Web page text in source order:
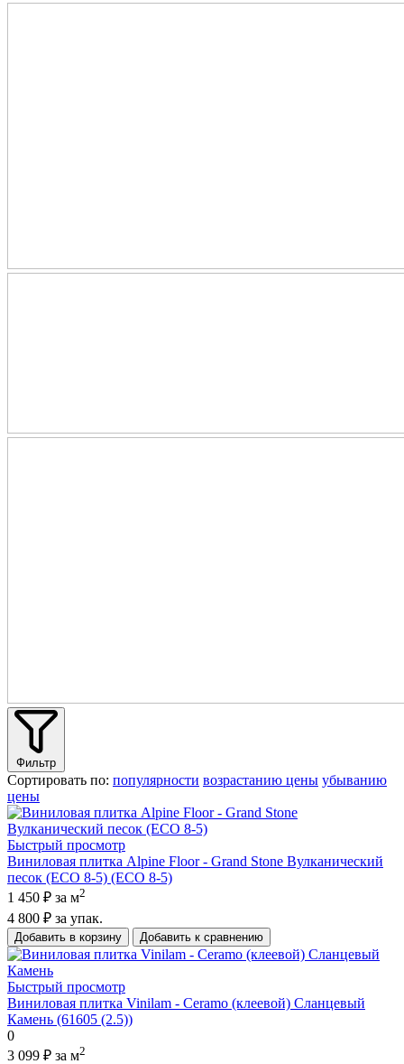
Фильтр
Сортировать по: популярности возрастанию цены убыванию
цены
Быстрый просмотр
Виниловая плитка Alpine Floor - Grand Stone Вулканический
песок (ECO 8-5) (ECO 8-5)
1 450 ₽ за м2
4 800 ₽ за упак.
Добавить в корзину Добавить к сравнению
Быстрый просмотр
Виниловая плитка Vinilam - Ceramo (клеевой) Сланцевый
Камень (61605 (2.5))
0
3 099 ₽ за м2